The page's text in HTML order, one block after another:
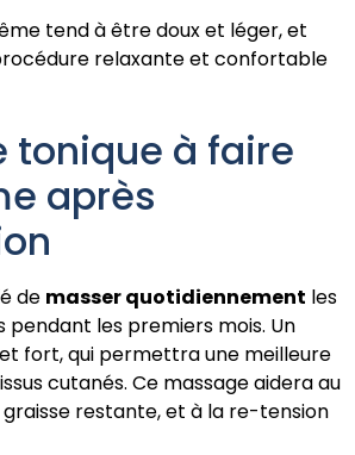
tend à être doux et léger, et
relaxante et confortable
tonique à faire
après
de masser quotidiennement les
pendant les premiers mois. Un
fort, qui permettra une meilleure
cutanés. Ce massage aidera au
restante, et à la re-tension